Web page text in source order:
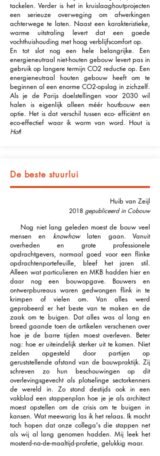
tackelen. Verder is het in kruislaaghoutprojecten
een serieuze overweging om afwerkingen
achterwege te laten. Naast een karakteristieke,
warme uitstraling levert dat een goede
vochthuishouding met hoog verblijfscomfort op.
En tot slot nog een hele belangrijke. Een
energieneutraal niet-houten gebouw levert pas in
gebruik op langere termijn CO2 reductie op. Een
energieneutraal houten gebouw heeft om te
beginnen al een enorme CO2-opslag in zichzelf.
Als je de Parijs doelstellingen voor 2030 wil
halen is eigenlijk alleen méér houtbouw een
optie. Het is dat verschil tussen eco- efficiënt en
eco-effectief waar ik warm van word. Hout is
Hot!
De beste stuurlui
Huib van Zeijl
2018 gepubliceerd in Cobouw
Nog niet lang geleden moest de bouw veel
mensen en knowhowlaten gaan. Vanuit
overheden en grote professionele
opdrachtgevers, normaal goed voor een flinke
opdrachtenportefeuille, bleef het jaren stil.
Alleen wat particulieren en MKB hadden hier en
daar nog een bouwopgave. Bouwers en
ontwerpbureaus waren gedwongen flink in te
krimpen of vielen om. Van alles werd
geprobeerd er het beste van te maken en de
zaak om te buigen. Dat alles was al lang en
breed gaande toen de artikelen verschenen over
hoe je de barre tijden moest overleven. Beter
nog: hoe er uiteindelijk sterker uit te komen. Niet
zelden opgesteld door partijen op
geruststellende afstand van de bouwpraktijk. Zij
schreven zo hun beschouwingen op dit
overlevingsgevecht als plotselinge sectorkenners
de wereld in. Zo stond destijds ook in een
vakblad een stappenplan hoe je je als architect
moest opstellen om de crisis om te buigen in
kansen. Wat meewarig las ik het relaas. Ik mocht
toch hopen dat onze collega's die stappen net
als wij al lang genomen hadden. Mij leek het
mosterd-na-de-maaltijd-profetie, gelukkig maar.